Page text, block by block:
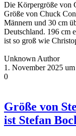
Die Körpergröße von
Größe von Chuck
Männern und 30 cm
Deutschland. 196 cm
ist so groß wie
Unknown Author
1. November 2025
0
Größe von
ist Stefan